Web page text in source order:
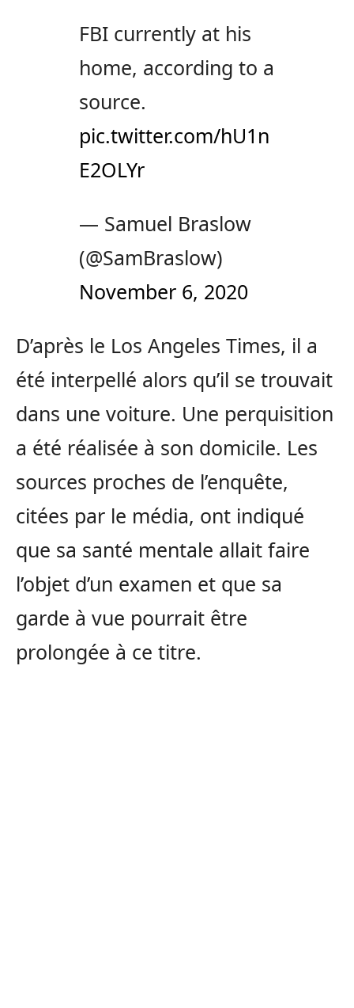
FBI currently at his
home, according to a
source.
pic.twitter.com/hU1n
E2OLYr
— Samuel Braslow
(@SamBraslow)
November 6, 2020
D’après le Los Angeles Times, il a
été interpellé alors qu’il se trouvait
dans une voiture. Une perquisition
a été réalisée à son domicile. Les
sources proches de l’enquête,
citées par le média, ont indiqué
que sa santé mentale allait faire
l’objet d’un examen et que sa
garde à vue pourrait être
prolongée à ce titre.